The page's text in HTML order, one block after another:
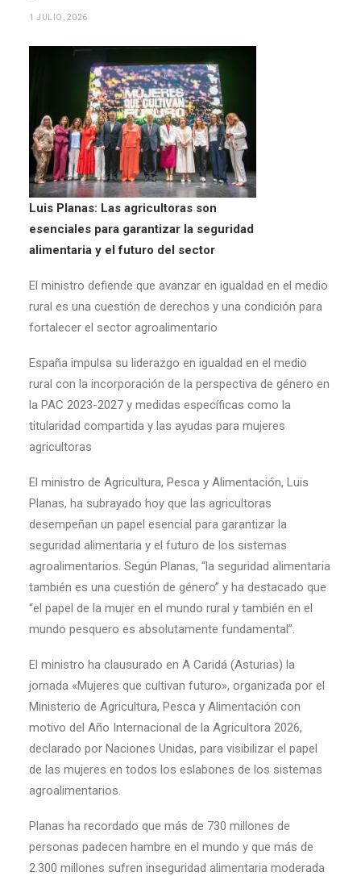
1 JULIO, 2026
Luis Planas: Las agricultoras son
esenciales para garantizar la seguridad
alimentaria y el futuro del sector
El ministro defiende que avanzar en igualdad en el medio
rural es una cuestión de derechos y una condición para
fortalecer el sector agroalimentario
España impulsa su liderazgo en igualdad en el medio
rural con la incorporación de la perspectiva de género en
la PAC 2023-2027 y medidas específicas como la
titularidad compartida y las ayudas para mujeres
agricultoras
El ministro de Agricultura, Pesca y Alimentación, Luis
Planas, ha subrayado hoy que las agricultoras
desempeñan un papel esencial para garantizar la
seguridad alimentaria y el futuro de los sistemas
agroalimentarios. Según Planas, “la seguridad alimentaria
también es una cuestión de género” y ha destacado que
“el papel de la mujer en el mundo rural y también en el
mundo pesquero es absolutamente fundamental”.
El ministro ha clausurado en A Caridá (Asturias) la
jornada «Mujeres que cultivan futuro», organizada por el
Ministerio de Agricultura, Pesca y Alimentación con
motivo del Año Internacional de la Agricultora 2026,
declarado por Naciones Unidas, para visibilizar el papel
de las mujeres en todos los eslabones de los sistemas
agroalimentarios.
Planas ha recordado que más de 730 millones de
personas padecen hambre en el mundo y que más de
2.300 millones sufren inseguridad alimentaria moderada